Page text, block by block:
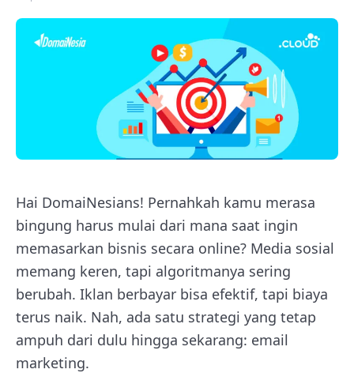
Hai DomaiNesians! Pernahkah kamu merasa
bingung harus mulai dari mana saat ingin
memasarkan bisnis secara online? Media sosial
memang keren, tapi algoritmanya sering
berubah. Iklan berbayar bisa efektif, tapi biaya
terus naik. Nah, ada satu strategi yang tetap
ampuh dari dulu hingga sekarang: email
marketing.